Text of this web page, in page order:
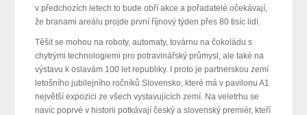
v předchozích letech to bude obří akce a pořadatelé očekávají,
že branami areálu projde první říjnový týden přes 80 tisíc lidí.
Těšit se mohou na roboty, automaty, továrnu na čokoládu s
chytrými technologiemi pro potravinářský průmysl, ale také na
výstavu k oslavám 100 let republiky. I proto je partnerskou zemí
letošního jubilejního ročníků Slovensko, které má v pavilonu A1
největší expozici ze všech vystavujících zemí. Na veletrhu se
navíc poprvé v historii potkávají český a slovenský premiér, kteří